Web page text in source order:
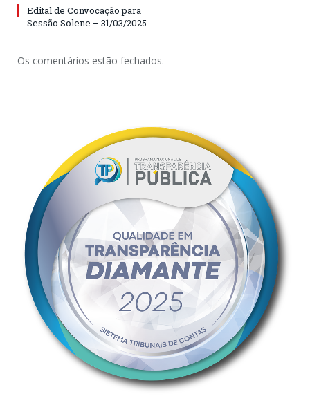
Edital de Convocação para
Sessão Solene – 31/03/2025
Os comentários estão fechados.